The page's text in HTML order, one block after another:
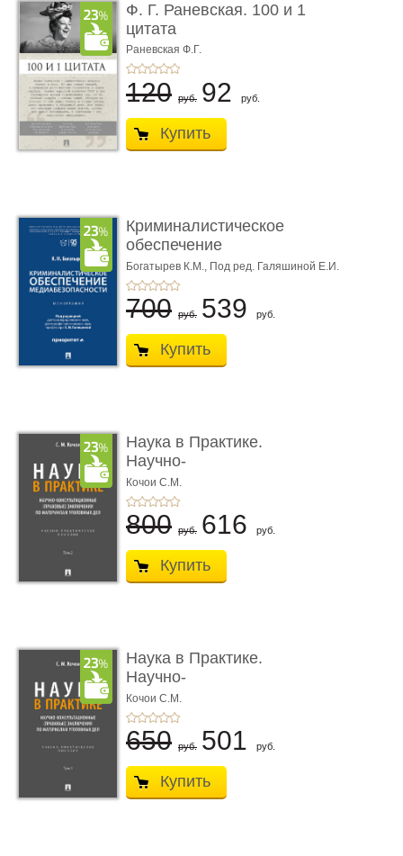
Ф. Г. Раневская. 100 и 1
цитата
Раневская Ф.Г.
120 руб. 92 руб.
Купить
Криминалистическое
обеспечение
медиабезопас� ...
Богатырев К.М., Под ред. Галяшиной Е.И.
700 руб. 539 руб.
Купить
Наука в Практике.
Научно-
консультационные (пра
...
Кочои С.М.
800 руб. 616 руб.
Купить
Наука в Практике.
Научно-
консультационные (пра
...
Кочои С.М.
650 руб. 501 руб.
Купить